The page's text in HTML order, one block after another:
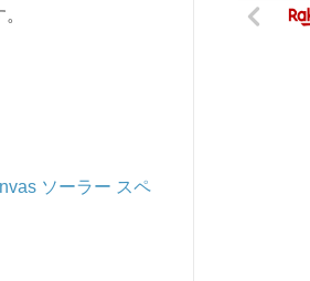
ソーラー スペ